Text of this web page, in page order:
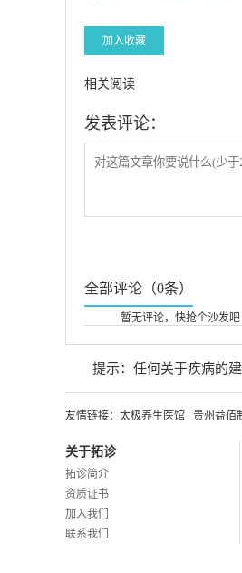
加入收藏
相关阅读
发表评论：
全部评论（0条）
暂无评论，快抢个沙发吧
提示：任何关于疾病的
友情链接： 太极养生医馆 贵州益佰
关于拓诊
拓诊简介
资质证书
加入我们
联系我们